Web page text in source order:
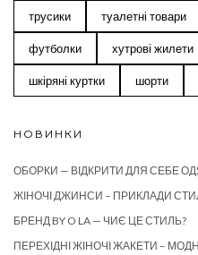
трусики туалетні товари
футболки хутрові жилети
шкіряні куртки шорти
НОВИНКИ
ОБОРКИ — ВІДКРИТИ ДЛЯ СЕБЕ
ЖІНОЧІ ДЖИНСИ – ПРИКЛАДИ
БРЕНД BY O LA — ЧИЄ ЦЕ СТИЛЬ?
ПЕРЕХІДНІ ЖІНОЧІ ЖАКЕТИ –